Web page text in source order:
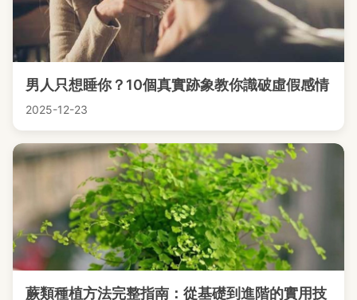
男人只想睡你？10個真實跡象教你識破虛假感情
2025-12-23
蕨類種植方法完整指南：從基礎到進階的實用技